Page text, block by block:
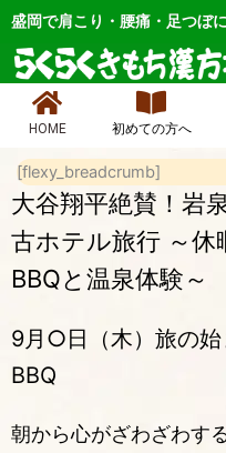
内
を
盛岡で肩こり・腰痛・足つぼ
HOME 初めての方へ
[flexy_breadcrumb]
大谷翔平絶賛！岩
古ホテル旅行 ～休
BBQと温泉体験～
9月○日（木）旅の始
BBQ
朝から心がざわざわす